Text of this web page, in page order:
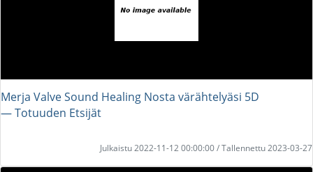
Merja Valve Sound Healing Nosta värähtelyäsi 5D
― Totuuden Etsijät
Julkaistu 2022-11-12 00:00:00 / Tallennettu 2023-03-27